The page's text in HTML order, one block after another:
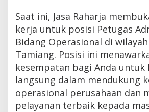
Saat ini, Jasa Raharja
kerja untuk posisi Petugas
Bidang Operasional di wilayah
Tamiang. Posisi ini
kesempatan bagi Anda
langsung dalam mendukung
operasional perusahaan dan
pelayanan terbaik kepada